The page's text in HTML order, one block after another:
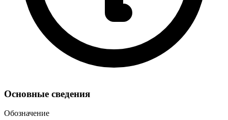
Основные сведения
Обозначение